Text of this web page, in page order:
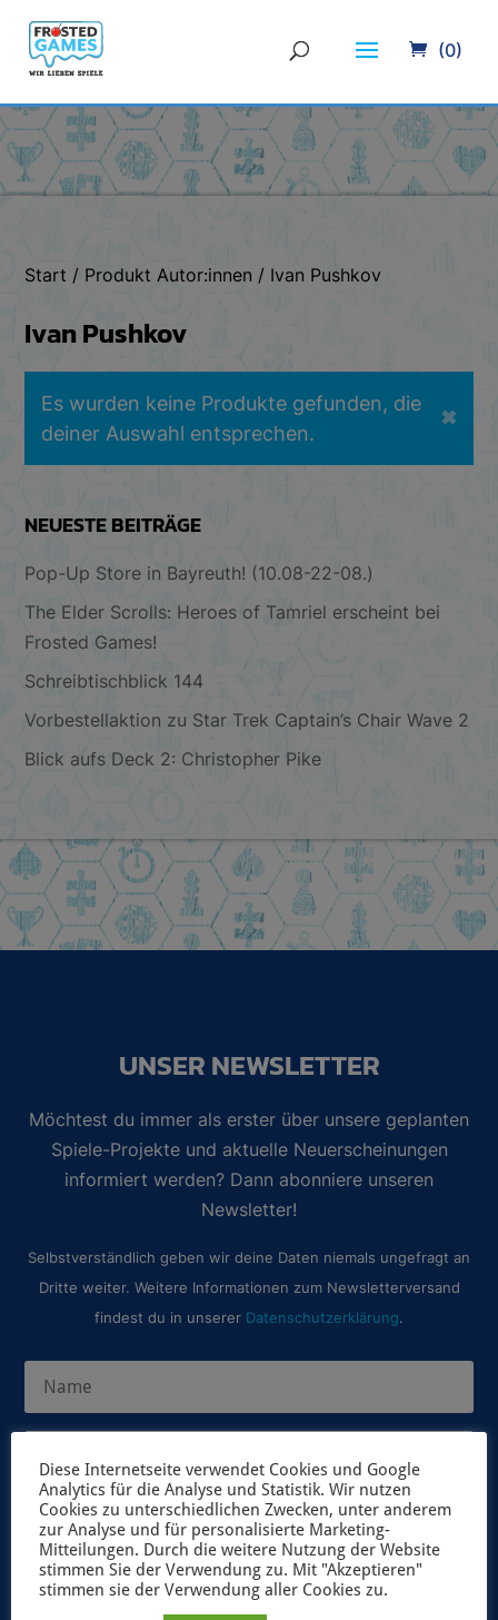
(0)
Start / Produkt Autor:innen / Ivan Pushkov
Ivan Pushkov
Es wurden keine Produkte gefunden, die
deiner Auswahl entsprechen.
✖
NEUESTE BEITRÄGE
Pop-Up Store in Bayreuth! (10.08-22-08.)
The Elder Scrolls: Heroes of Tamriel erscheint bei
Frosted Games!
Schreibtischblick 144
Vorbestellaktion zu Star Trek Captain’s Chair Wave 2
Blick aufs Deck 2: Christopher Pike
UNSER NEWSLETTER
Möchtest du immer als erster über unsere geplanten
Spiele-Projekte und aktuelle Neuerscheinungen
informiert werden? Dann abonniere unseren
Newsletter!
Selbstverständlich geben wir deine Daten niemals ungefragt an
Dritte weiter. Weitere Informationen zum Newsletterversand
findest du in unserer Datenschutzerklärung.
JETZT ANMELDEN
Diese Internetseite verwendet Cookies und Google
Analytics für die Analyse und Statistik. Wir nutzen
Cookies zu unterschiedlichen Zwecken, unter anderem
zur Analyse und für personalisierte Marketing-
Mitteilungen. Durch die weitere Nutzung der Website
stimmen Sie der Verwendung zu. Mit "Akzeptieren"
stimmen sie der Verwendung aller Cookies zu.